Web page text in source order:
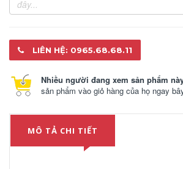
LIÊN HỆ: 0965.68.68.11
Nhiều người đang xem sản phẩm
sản phẩm vào giỏ hàng của họ ngay
MÔ TẢ CHI TIẾT